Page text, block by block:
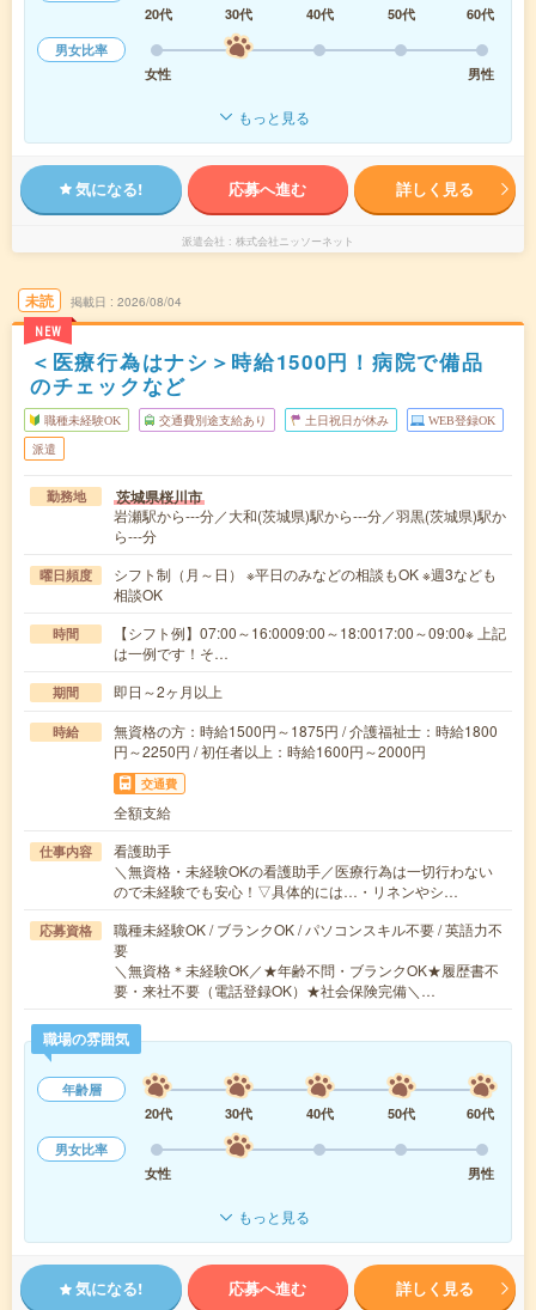
20代
30代 40代 50代
60代
男女比率
女性
男性
もっと見る
気になる! 応募へ進む 詳しく見る
派遣会社 株式会社ニッソーネット
未読
NEW
掲載日 2026/08/04
＜医療行為はナシ＞時給1500円！病院で備品
のチェックなど
職種未経験OK 交通費別途支給あり 土日祝日が休み WEB登録OK
派遣
勤務地 茨城県桜川市
岩瀬駅から---分／大和(茨城県)駅から---分／羽黒(茨城県)駅か
ら---分
曜日頻度
シフト制（月～日） ※平日のみなどの相談もOK ※週3なども
相談OK
時間
【シフト例】07:00～16:0009:00～18:0017:00～09:00※ 上記
は一例です！そ…
期間 即日～2ヶ月以上
時給
無資格の方：時給1500円～1875円 / 介護福祉士：時給1800
円～2250円 / 初任者以上：時給1600円～2000円
交通費
全額支給
仕事内容
看護助手
＼無資格・未経験OKの看護助手／医療行為は一切行わない
ので未経験でも安心！▽具体的には…・リネンやシ…
応募資格
職種未経験OK / ブランクOK / パソコンスキル不要 / 英語力不
要
＼無資格＊未経験OK／★年齢不問・ブランクOK★履歴書不
要・来社不要（電話登録OK）★社会保険完備＼…
職場の雰囲気
年齢層
20代
30代 40代 50代
60代
男女比率
女性
男性
もっと見る
気になる! 応募へ進む 詳しく見る